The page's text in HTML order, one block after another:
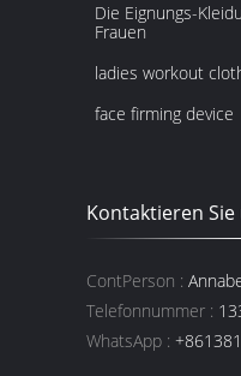
Die Eignungs-
Frauen
ladies workout
face firming device
Kontaktieren Sie
ContPerson :
Telefonnummer :
WhatsApp :